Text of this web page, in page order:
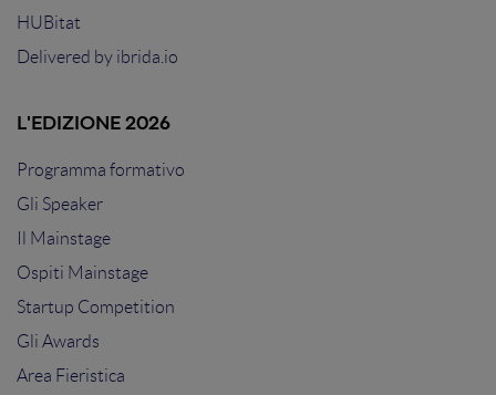
HUBitat
Delivered by ibrida.io
L'EDIZIONE 2026
Programma formativo
Gli Speaker
Il Mainstage
Ospiti Mainstage
Startup Competition
Gli Awards
Area Fieristica